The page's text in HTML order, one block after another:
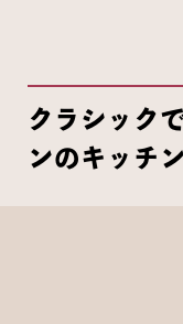
クラシック
ンのキッチン